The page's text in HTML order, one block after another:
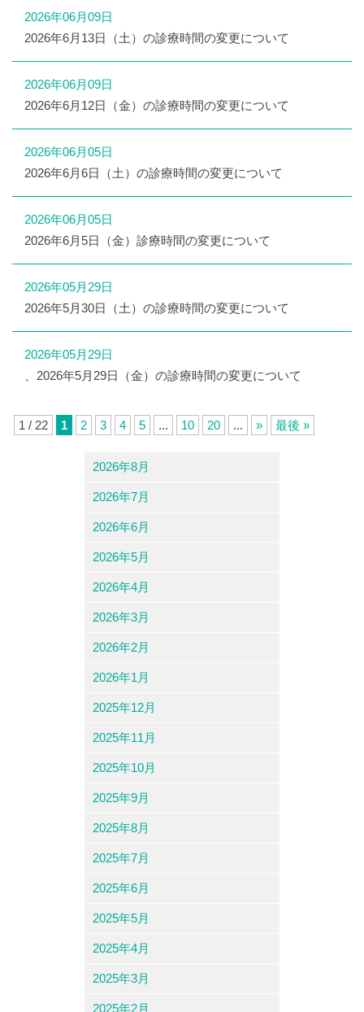
2026年06月09日
2026年6月13日（土）の診療時間の変更について
2026年06月09日
2026年6月12日（金）の診療時間の変更について
2026年06月05日
2026年6月6日（土）の診療時間の変更について
2026年06月05日
2026年6月5日（金）診療時間の変更について
2026年05月29日
2026年5月30日（土）の診療時間の変更について
2026年05月29日
、2026年5月29日（金）の診療時間の変更について
1 / 22 1 2 3 4 5 ... 10 20 ... » 最後 »
2026年8月
2026年7月
2026年6月
2026年5月
2026年4月
2026年3月
2026年2月
2026年1月
2025年12月
2025年11月
2025年10月
2025年9月
2025年8月
2025年7月
2025年6月
2025年5月
2025年4月
2025年3月
2025年2月